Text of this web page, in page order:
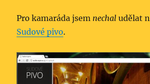
Pro kamaráda jsem nechal udělat
Sudové pivo.